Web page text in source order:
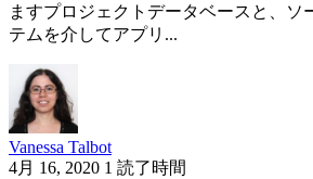
ますプロジェクトデータベースと、ソ
テムを介してアプリ...
Vanessa Talbot
4月 16, 2020 1 読了時間